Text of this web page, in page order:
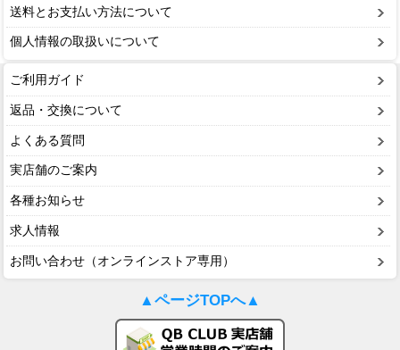
送料とお支払い方法について
個人情報の取扱いについて
ご利用ガイド
返品・交換について
よくある質問
実店舗のご案内
各種お知らせ
求人情報
お問い合わせ（オンラインストア専用）
▲ページTOPへ▲